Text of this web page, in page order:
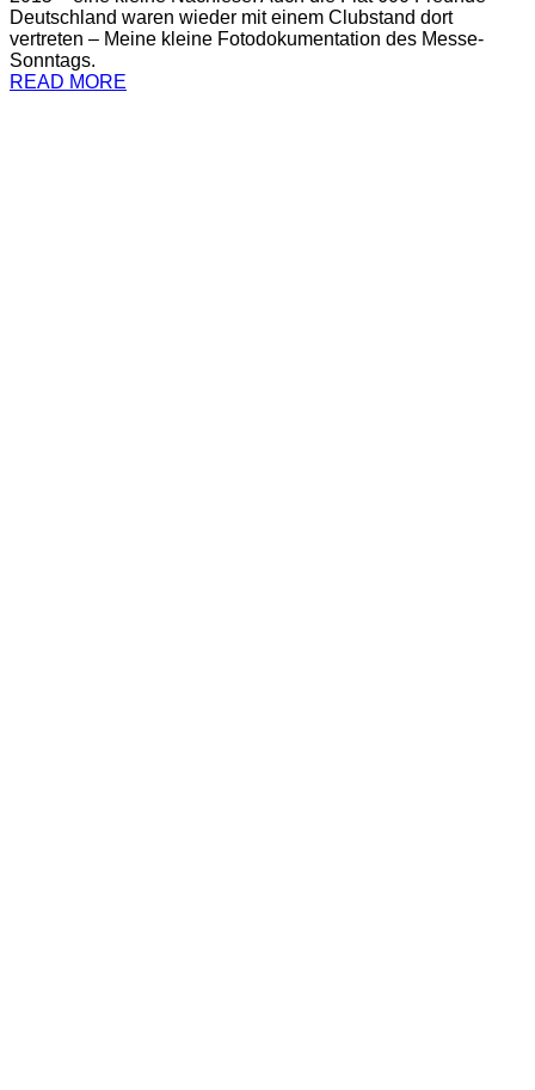
Deutschland waren wieder mit einem Clubstand dort
vertreten – Meine kleine Fotodokumentation des Messe-
Sonntags.
READ MORE